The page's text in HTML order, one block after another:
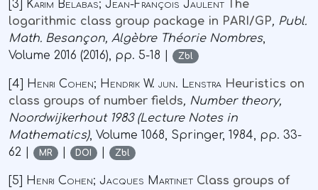
[3] Karim Belabas; Jean-François Jaulent The
logarithmic class group package in PARI/GP, Publ.
Math. Besançon, Algèbre Théorie Nombres,
Volume 2016 (2016), pp. 5-18 | Zbl
[4] Henri Cohen; Hendrik W. jun. Lenstra Heuristics on
class groups of number fields, Number theory,
Noordwijkerhout 1983(Lecture Notes in
Mathematics), Volume 1068, Springer, 1984, pp. 33-
62 |
MR | DOI | Zbl
[5] Henri Cohen; Jacques Martinet Class groups of